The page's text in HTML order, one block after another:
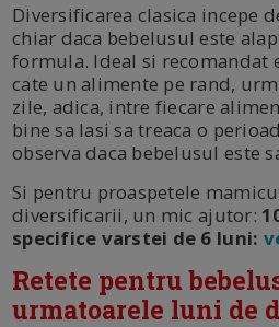
Diversificarea clasica incepe
chiar daca bebelusul este
formula. Ideal si recomandat
cate un alimente pe rand,
zile, adica, intre fiecare
bine sa lasi sa treaca o
observa daca bebelusul este
Si pentru proaspetele
diversificarii, un mic ajutor:
specifice varstei de 6 luni:
Retete pentru
urmatoarele luni de